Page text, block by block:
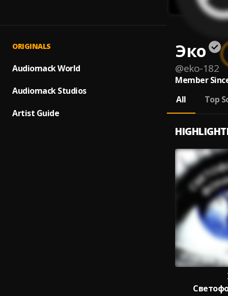
ORIGINALS
Audiomack World
Audiomack Studios
Artist Guide
Эко
@eko-182
Member
All
Top